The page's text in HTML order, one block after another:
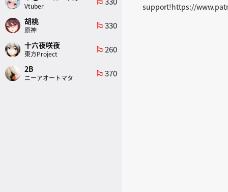
support!https://
Vtuber
胡桃
原神
emoji_flags 330
十六夜咲夜
東方Project
emoji_flags 260
2B
ニーアオートマタ
emoji_flags 370